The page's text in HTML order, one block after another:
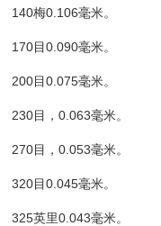
140梅0.106毫米。
170目0.090毫米。
200目0.075毫米。
230目，0.063毫米。
270目，0.053毫米。
320目0.045毫米。
325英里0.043毫米。